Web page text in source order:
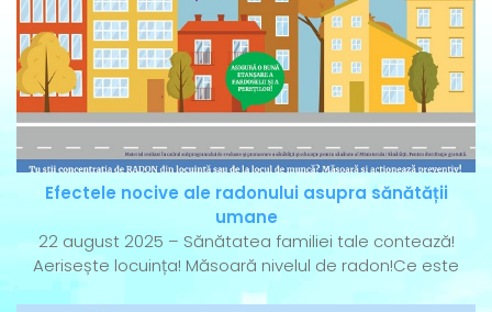
Efectele nocive ale radonului asupra sănătății
umane
22 august 2025 – Sănătatea familiei tale contează!
Aerisește locuința! Măsoară nivelul de radon!Ce este